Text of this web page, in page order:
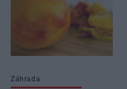
Záhrada